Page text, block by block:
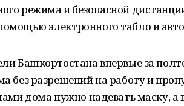
режима и безопасной
электронного табло и
Башкортостана впервые за
без разрешений на работу и
дома нужно надевать маску, а